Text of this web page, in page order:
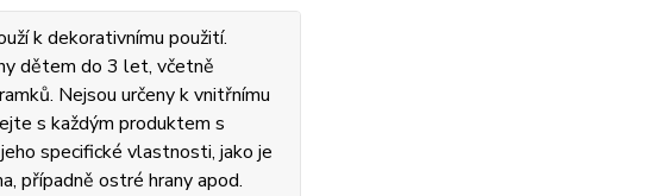
k dekorativnímu použití.
dětem do 3 let, včetně
Nejsou určeny k vnitřnímu
s každým produktem s
specifické vlastnosti, jako je
případně ostré hrany apod.